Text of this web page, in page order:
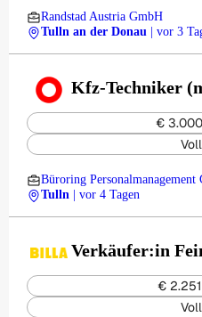
Randstad Austria GmbH
Tulln an der Donau
| vor 3
Kfz-Techniker
€
Büroring Personalmanagement
Tulln
| vor 4 Tagen
Verkäufer:in
€